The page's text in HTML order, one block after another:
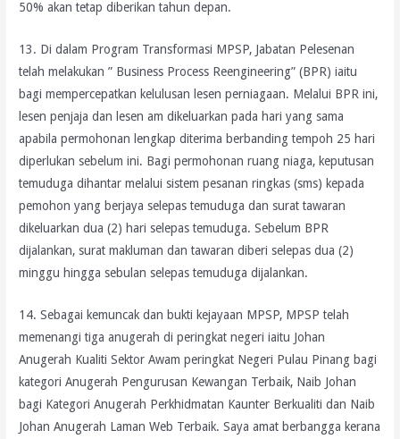
50% akan tetap diberikan tahun depan.
13. Di dalam Program Transformasi MPSP, Jabatan Pelesenan
telah melakukan ” Business Process Reengineering” (BPR) iaitu
bagi mempercepatkan kelulusan lesen perniagaan. Melalui BPR ini,
lesen penjaja dan lesen am dikeluarkan pada hari yang sama
apabila permohonan lengkap diterima berbanding tempoh 25 hari
diperlukan sebelum ini. Bagi permohonan ruang niaga, keputusan
temuduga dihantar melalui sistem pesanan ringkas (sms) kepada
pemohon yang berjaya selepas temuduga dan surat tawaran
dikeluarkan dua (2) hari selepas temuduga. Sebelum BPR
dijalankan, surat makluman dan tawaran diberi selepas dua (2)
minggu hingga sebulan selepas temuduga dijalankan.
14. Sebagai kemuncak dan bukti kejayaan MPSP, MPSP telah
memenangi tiga anugerah di peringkat negeri iaitu Johan
Anugerah Kualiti Sektor Awam peringkat Negeri Pulau Pinang bagi
kategori Anugerah Pengurusan Kewangan Terbaik, Naib Johan
bagi Kategori Anugerah Perkhidmatan Kaunter Berkualiti dan Naib
Johan Anugerah Laman Web Terbaik. Saya amat berbangga kerana